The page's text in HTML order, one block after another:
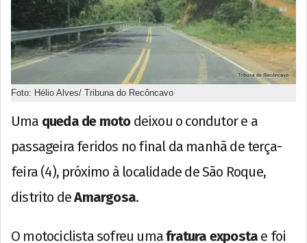
Foto: Hélio Alves/ Tribuna do Recôncavo
Uma queda de motodeixou o condutor e a
passageira feridos no final da manhã de terça-
feira (4), próximo à localidade de São Roque,
distrito deAmargosa.
O motociclista sofreu umafratura exposta e foi